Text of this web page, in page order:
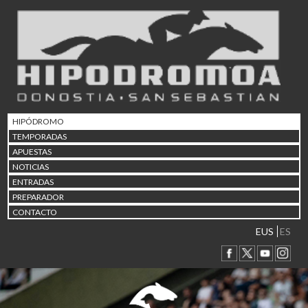
HIPÓDROMO
TEMPORADAS
APUESTAS
NOTICIAS
ENTRADAS
PREPARADOR
CONTACTO
EUS ES
02/08 17:30 Abuztuaren 2a / 2 de
Abuztuaren 9a / 9 de
12/08 12:24 Abuztaren 12a / 12 de
15/08 17:05 Abuztuaren 15a / 15 de
23/08 17:30 Abuztuaren 23a / 23 de
30/08 17:30 Abuztuaren 30a / 30 de
02/09 11:15
06/09 17:30 Irailaren 6a / 6 de
Irailaren 13a / 13 de
30/09 11:30 Irailaren 30a / 30 de